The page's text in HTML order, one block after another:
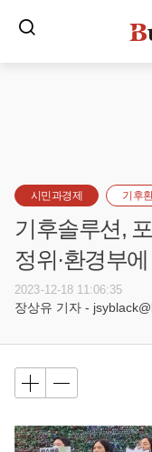
시민과경제 기후
기후솔루션,
정위·환경부
2023-12-18 11:06:35
장상유 기자 -